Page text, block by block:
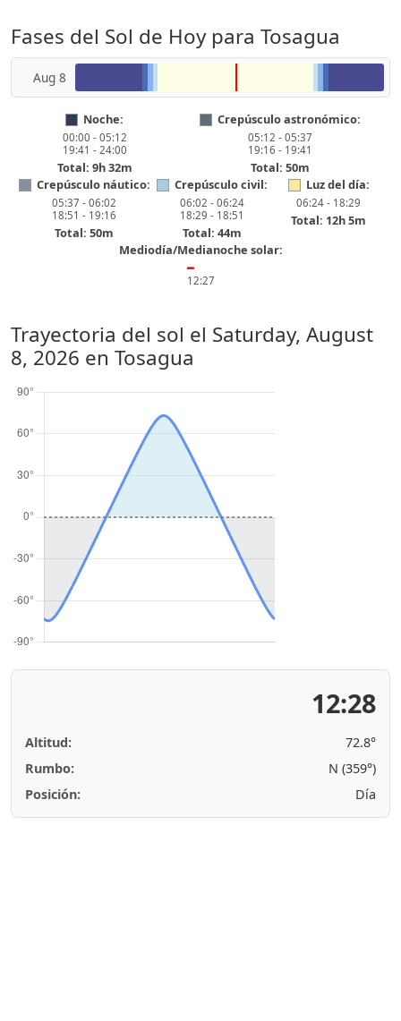
Fases del Sol de Hoy para Tosagua
Aug 8
Noche:
00:00 - 05:12
19:41 - 24:00
Total: 9h 32m
Crepúsculo astronómico:
05:12 - 05:37
19:16 - 19:41
Total: 50m
Crepúsculo náutico:
05:37 - 06:02
18:51 - 19:16
Total: 50m
Crepúsculo civil:
06:02 - 06:24
18:29 - 18:51
Total: 44m
Luz del día:
06:24 - 18:29
Total: 12h 5m
Mediodía/Medianoche solar:
━
12:27
Trayectoria del sol el Saturday, August
8, 2026 en Tosagua
12:28
Altitud:
72.8°
Rumbo:
N (359°)
Posición:
Día